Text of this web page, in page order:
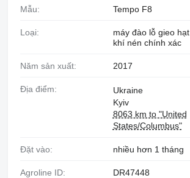
Mẫu: Tempo F8
Loại:
máy đào lỗ gieo hạt
khí nén chính xác
Năm sản xuất: 2017
Địa điểm:
Ukraine
Kyiv
8063 km to "United
States/Columbus"
Đặt vào: nhiều hơn 1 tháng
Agroline ID: DR47448